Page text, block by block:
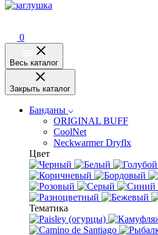
0
Весь каталог
Закрыть каталог
Банданы
ORIGINAL BUFF
CoolNet
Neckwarmer Dryflx
Цвет
Тематика